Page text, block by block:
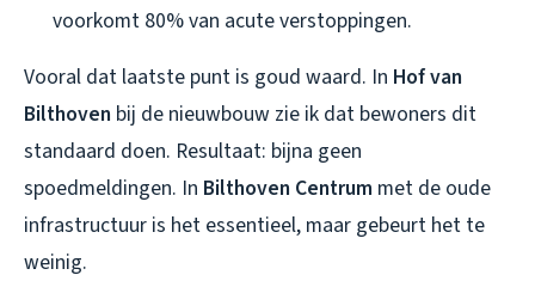
voorkomt 80% van acute verstoppingen.
Vooral dat laatste punt is goud waard. In Hof van
Bilthoven bij de nieuwbouw zie ik dat bewoners dit
standaard doen. Resultaat: bijna geen
spoedmeldingen. In Bilthoven Centrum met de oude
infrastructuur is het essentieel, maar gebeurt het te
weinig.